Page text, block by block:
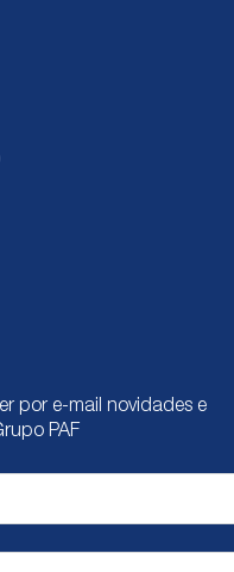
por e-mail novidades e
PAF